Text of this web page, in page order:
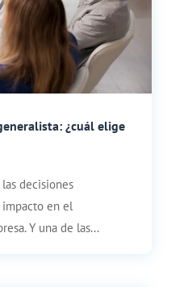
¿cuál elige
decisiones
en el
Y una de las...